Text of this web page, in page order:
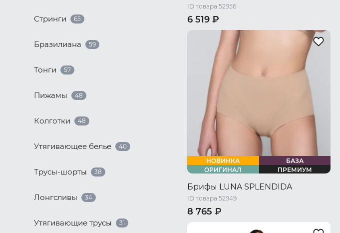
Стринги 65
Бразилиана 59
Тонги 57
Пижамы 48
Колготки 48
Утягивающее белье 40
Трусы-шорты 38
Лонгсливы 34
Утягивающие трусы 31
ID товара 52956
6 519 ₽
44 RU / S 46 RU / M
50 RU / XL
52 RU / XXL 54 RU / XXXL
НОВИНКА
БАЗА
ОРИГИНАЛ
ПРЕМИУМ
Брифы LUNA SPLENDIDA
ID товара 52949
8 765 ₽
46 RU / M